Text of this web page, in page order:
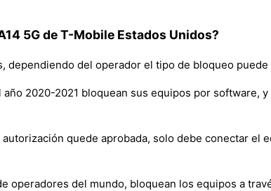
5G de T-Mobile Estados Unidos?
dependiendo del operador el tipo de bloqueo
2020-2021 bloquean sus equipos por software,
quede aprobada, solo debe conectar el
operadores del mundo, bloquean los equipos a